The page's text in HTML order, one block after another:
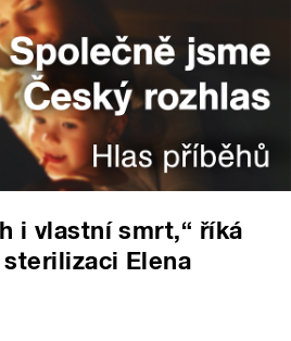
i vlastní smrt,“ říká
Elena